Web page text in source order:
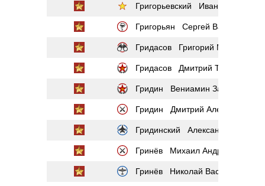
Григорьевский Иван Фёдорович
Григорьян Сергей Вартанович
Гридасов Григорий Макарович
Гридасов Дмитрий Тихонович
Гридин Вениамин Захарович
Гридин Дмитрий Алексеевич
Гридинский Александр
Гринёв Михаил Андреевич
Гринёв Николай Васильевич